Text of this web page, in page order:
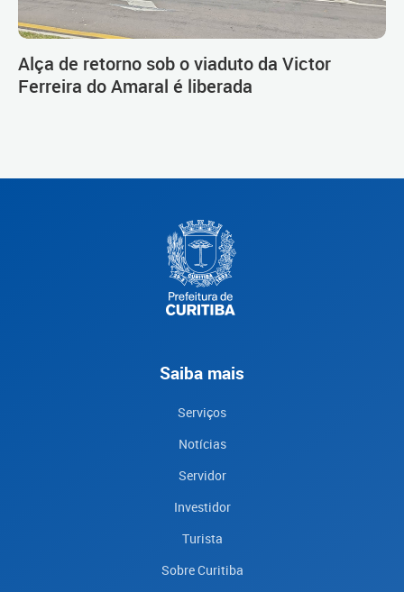
Alça de retorno sob o viaduto da Victor
Ferreira do Amaral é liberada
Saiba mais
Serviços
Notícias
Servidor
Investidor
Turista
Sobre Curitiba